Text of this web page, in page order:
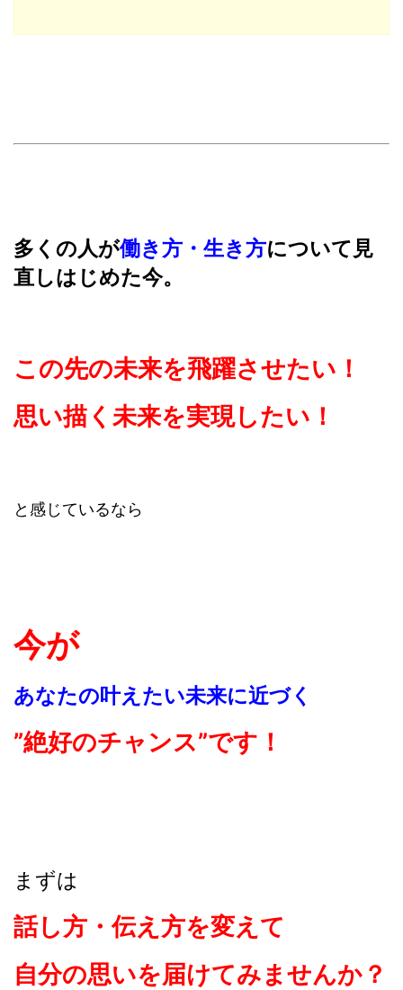
多くの人が働き方・生き方について見
直しはじめた今。
この先の未来を飛躍させたい！
思い描く未来を実現したい！
と感じているなら
今が
あなたの叶えたい未来に近づく
”絶好のチャンス”です！
まずは
話し方・伝え方を変えて
自分の思いを届けてみませんか？